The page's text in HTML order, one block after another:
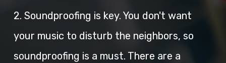
2. Soundproofing is key. You don't want
your music to disturb the neighbors, so
soundproofing is a must. There are a